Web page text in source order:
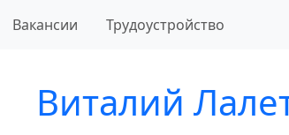
Вакансии Трудоустройство
Виталий